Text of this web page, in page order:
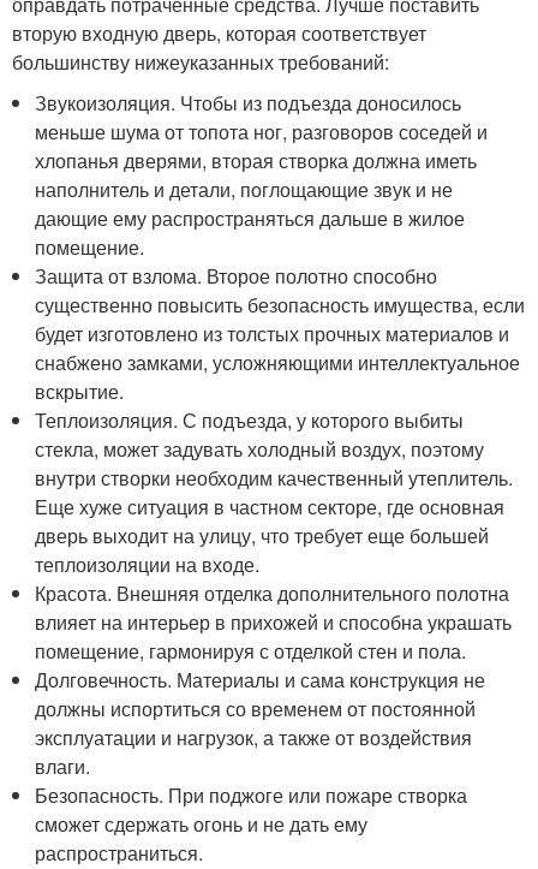
вторую входную дверь, которая соответствует
большинству нижеуказанных требований:
Звукоизоляция. Чтобы из подъезда доносилось
меньше шума от топота ног, разговоров соседей и
хлопанья дверями, вторая створка должна иметь
наполнитель и детали, поглощающие звук и не
дающие ему распространяться дальше в жилое
помещение.
Защита от взлома. Второе полотно способно
существенно повысить безопасность имущества, если
будет изготовлено из толстых прочных материалов и
снабжено замками, усложняющими интеллектуальное
вскрытие.
Теплоизоляция. С подъезда, у которого выбиты
стекла, может задувать холодный воздух, поэтому
внутри створки необходим качественный утеплитель.
Еще хуже ситуация в частном секторе, где основная
дверь выходит на улицу, что требует еще большей
теплоизоляции на входе.
Красота. Внешняя отделка дополнительного полотна
влияет на интерьер в прихожей и способна украшать
помещение, гармонируя с отделкой стен и пола.
Долговечность. Материалы и сама конструкция не
должны испортиться со временем от постоянной
эксплуатации и нагрузок, а также от воздействия
влаги.
Безопасность. При поджоге или пожаре створка
сможет сдержать огонь и не дать ему
распространиться.